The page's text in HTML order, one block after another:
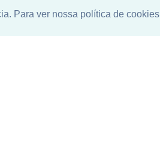
Para ver nossa política de cookies